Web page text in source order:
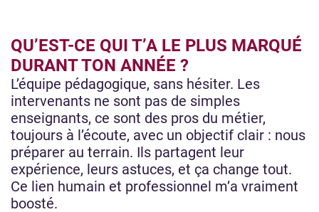
QU’EST-CE QUI T’A LE PLUS MARQUÉ
DURANT TON ANNÉE ?
L’équipe pédagogique, sans hésiter. Les
intervenants ne sont pas de simples
enseignants, ce sont des pros du métier,
toujours à l’écoute, avec un objectif clair : nous
préparer au terrain. Ils partagent leur
expérience, leurs astuces, et ça change tout.
Ce lien humain et professionnel m’a vraiment
boosté.